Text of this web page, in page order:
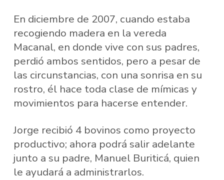
En diciembre de 2007, cuando estaba
recogiendo madera en la vereda
Macanal, en donde vive con sus padres,
perdió ambos sentidos, pero a pesar de
las circunstancias, con una sonrisa en su
rostro, él hace toda clase de mímicas y
movimientos para hacerse entender.
Jorge recibió 4 bovinos como proyecto
productivo; ahora podrá salir adelante
junto a su padre, Manuel Buriticá, quien
le ayudará a administrarlos.